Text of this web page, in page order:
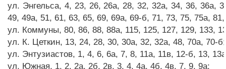
ул. Энгельса, 4, 23, 26, 26а, 28, 32, 32а, 34, 36, 36а,
49, 49а, 51, 61, 63, 65, 69, 69а, 69-б, 71, 73, 75, 75а,
ул. Коммуны, 80, 86, 88, 88а, 115, 125, 127, 129, 133,
ул. К. Цеткин, 13, 24, 28, 30, 30а, 32, 32а, 48, 70а, 70-б;
ул. Энтузиастов, 1, 4, 6, 6а, 7, 8, 11а, 11в, 12-б, 13,
ул. Южная, 1, 2, 2а, 2б, 2в, 3, 4, 4а, 4б, 4в, 7, 9, 9а;